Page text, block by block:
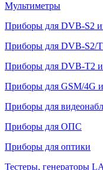
Мультиметры
Приборы для DVB-S2
Приборы для DVB-S2/
Приборы для DVB-T2
Приборы для GSM/4G
Приборы для
Приборы для ОПС
Приборы для оптики
Тестеры, генераторы